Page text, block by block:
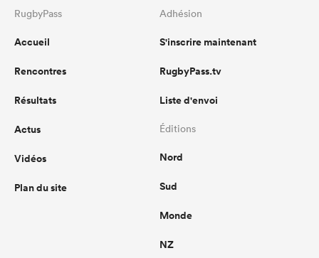
RugbyPass
Accueil
Rencontres
Résultats
Actus
Vidéos
Plan du site
Adhésion
S'inscrire maintenant
RugbyPass.tv
Liste d'envoi
Éditions
Nord
Sud
Monde
NZ